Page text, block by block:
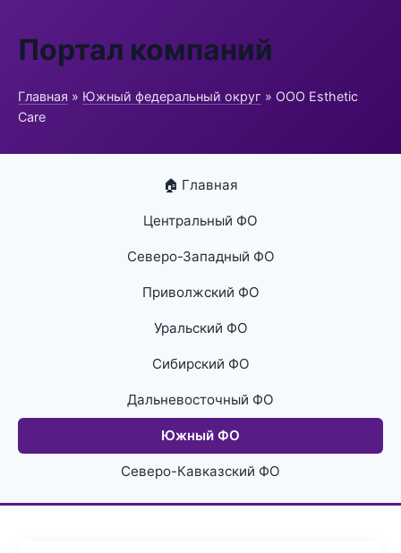
Портал компаний
Главная » Южный федеральный округ » ООО Esthetic
Care
🏠 Главная
Центральный ФО
Северо-Западный ФО
Приволжский ФО
Уральский ФО
Сибирский ФО
Дальневосточный ФО
Южный ФО
Северо-Кавказский ФО